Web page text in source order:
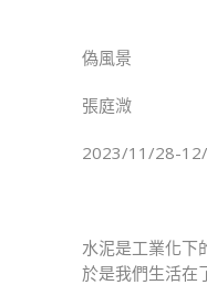
偽風景
張庭溦
2023/11/28-
水泥是工業化下
於是我們生活在